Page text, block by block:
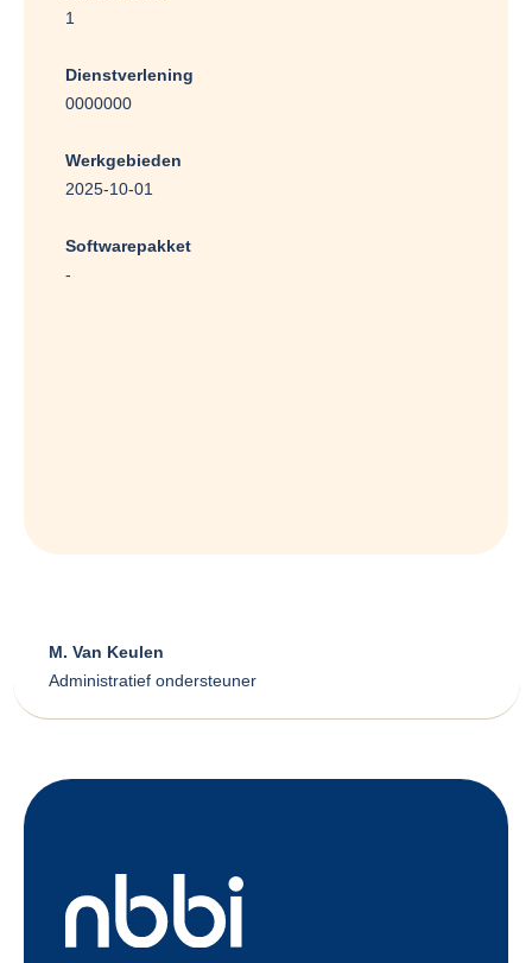
1
Dienstverlening
0000000
Werkgebieden
2025-10-01
Softwarepakket
-
M. Van Keulen
Administratief ondersteuner